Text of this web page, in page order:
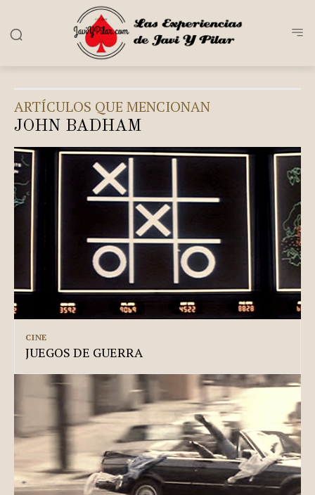
ARTÍCULOS QUE MENCIONAN
JOHN BADHAM
CINE
JUEGOS DE GUERRA